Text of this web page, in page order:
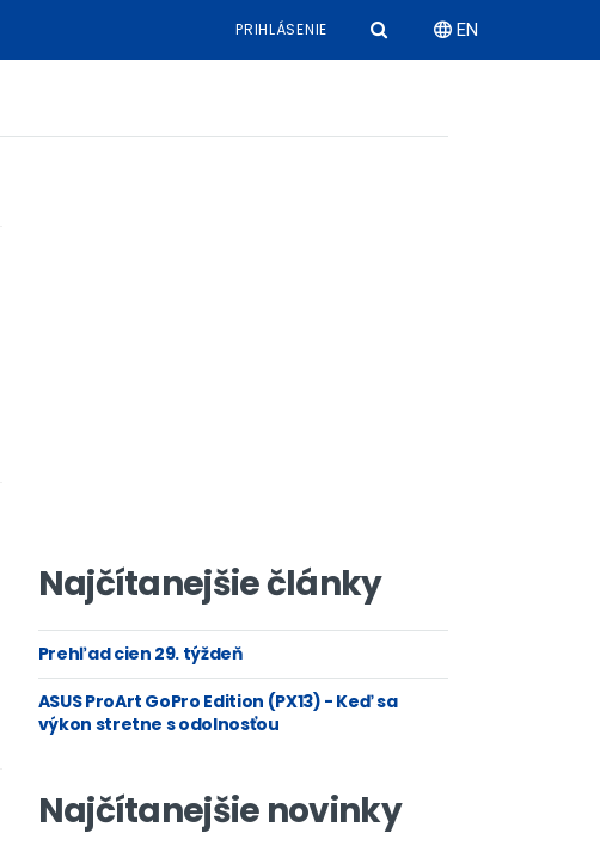
PRIHLÁSENIE EN
Najčítanejšie články
Prehľad cien 29. týždeň
ASUS ProArt GoPro Edition (PX13) - Keď sa
výkon stretne s odolnosťou
Najčítanejšie novinky